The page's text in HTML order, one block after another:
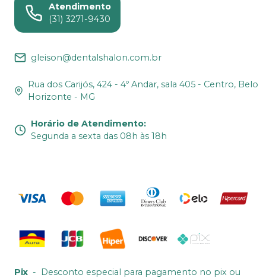
Atendimento
(31) 3271-9430
gleison@dentalshalon.com.br
Rua dos Carijós, 424 - 4º Andar, sala 405 - Centro, Belo
Horizonte - MG
Horário de Atendimento:
Segunda a sexta das 08h às 18h
Pix - Desconto especial para pagamento no pix ou